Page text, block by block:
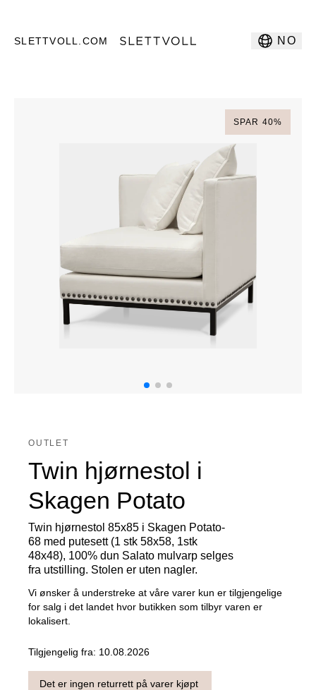
SLETTVOLL.COM NO
SPAR 40%
OUTLET
Twin hjørnestol i
Skagen Potato
Twin hjørnestol 85x85 i Skagen Potato-
68 med putesett (1 stk 58x58, 1stk
48x48), 100% dun Salato mulvarp selges
fra utstilling. Stolen er uten nagler.
Vi ønsker å understreke at våre varer kun er tilgjengelige
for salg i det landet hvor butikken som tilbyr varen er
lokalisert.
Tilgjengelig fra: 10.08.2026
Det er ingen returrett på varer kjøpt